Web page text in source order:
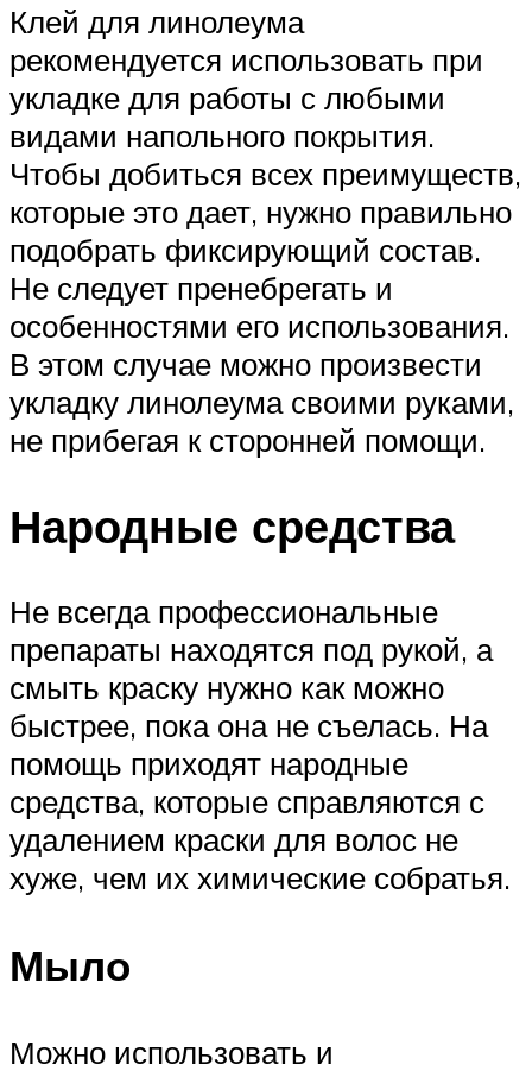
Клей для линолеума
рекомендуется использовать при
укладке для работы с любыми
видами напольного покрытия.
Чтобы добиться всех преимуществ,
которые это дает, нужно правильно
подобрать фиксирующий состав.
Не следует пренебрегать и
особенностями его использования.
В этом случае можно произвести
укладку линолеума своими руками,
не прибегая к сторонней помощи.
Народные средства
Не всегда профессиональные
препараты находятся под рукой, а
смыть краску нужно как можно
быстрее, пока она не съелась. На
помощь приходят народные
средства, которые справляются с
удалением краски для волос не
хуже, чем их химические собратья.
Мыло
Можно использовать и